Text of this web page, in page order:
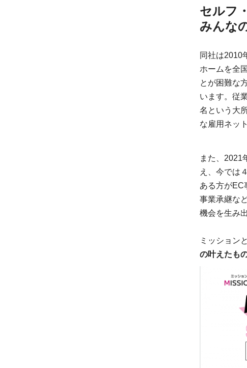
セルフ
みんな
同社は2010
ホームを全
とが困難な
います。従
名という大
な雇用ネッ
また、2021
え、今では
ある方がEC
事業承継な
機会を生み
ミッション
の叶えたも